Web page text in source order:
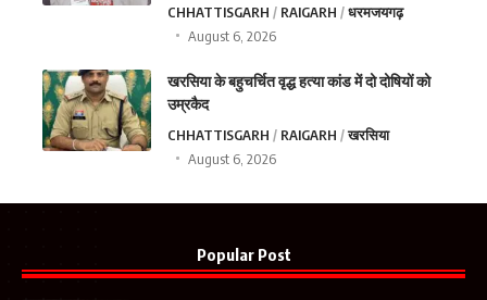
CHHATTISGARH RAIGARH
धरमजयगढ़
August 6, 2026
खरसिया के बहुचर्चित वृद्ध हत्या कांड में दो दोषियों को
उम्रकैद
CHHATTISGARH RAIGARH
खरसिया
August 6, 2026
Popular Post